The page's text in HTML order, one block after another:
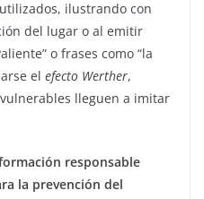
ilustrando con
del lugar o al emitir
o frases como “la
el efecto Werther,
lleguen a imitar
responsable
la prevención del